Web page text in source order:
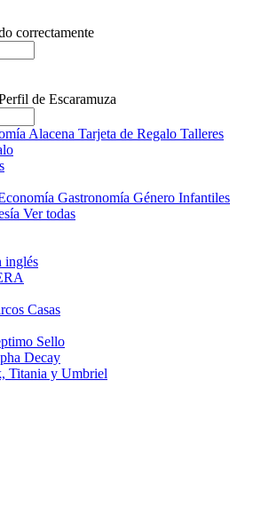
correctamente
Alacena Tarjeta de Regalo Talleres
Gastronomía Género Infantiles
Ver todas
inglés
Casas
Sello
Decay
Titania y Umbriel